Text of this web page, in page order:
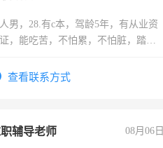
男，28.有c本，驾龄5年，有从业资
，能吃苦，不怕累，不怕脏，踏
查看联系方式
辅导老师 08月06日